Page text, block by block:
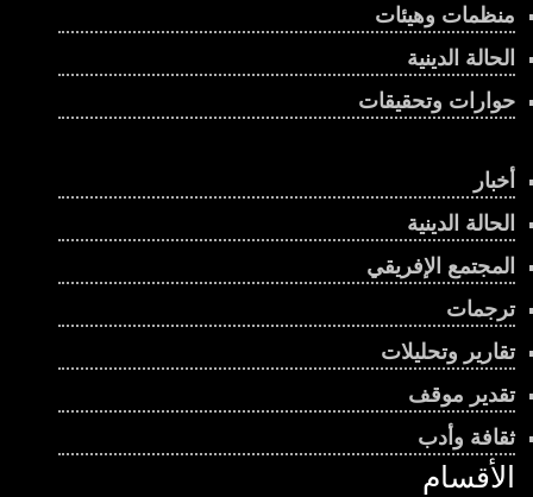
منظمات وهيئات
الحالة الدينية
حوارات وتحقيقات
أخبار
الحالة الدينية
المجتمع الإفريقي
ترجمات
تقارير وتحليلات
تقدير موقف
ثقافة وأدب
الأقسام